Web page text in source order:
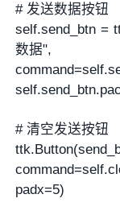
# 发送数据按钮
self.send_btn =
数据",
# 清空发送按钮
padx=5)